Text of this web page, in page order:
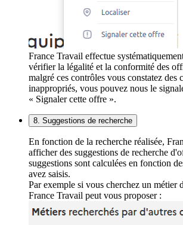
France Travail effectue
vérifier la légalité et la conformité des
malgré ces contrôles vous constatez des
inappropriés, vous pouvez nous le
« Signaler cette offre ».
8. Suggestions de recherche
En fonction de la recherche réalisée,
afficher des suggestions de recherche
suggestions sont calculées en fonction
avez saisis.
Par exemple si vous cherchez un métier
France Travail peut vous proposer :